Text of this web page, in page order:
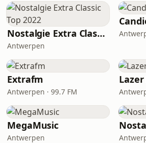
Nostalgie Extra Classic Top 2022
Antwerpen
Extrafm
Antwerpen · 99.7 FM
MegaMusic
Antwerpen